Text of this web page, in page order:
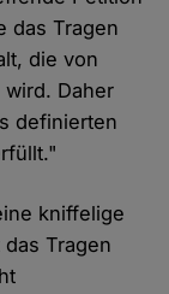
das Tragen
die von
Daher
definierten
kniffelige
Tragen